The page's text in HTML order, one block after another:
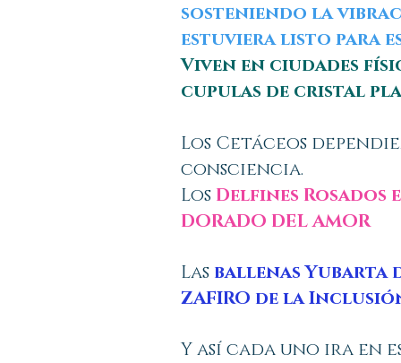
sosteniendo la
estuviera listo para
Viven en ciudades
cupulas de cristal
Los Cetáceos
consciencia.
Los Delfines Rosados
DORADO DEL AMOR
Las ballenas Yubarta
ZAFIRO de la
Y así cada uno ira en